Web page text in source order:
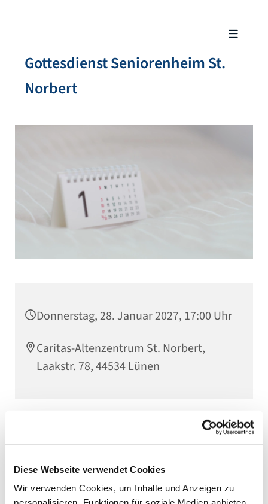
Diese Webseite verwendet Cookies
Wir verwenden Cookies, um Inhalte und Anzeigen zu
Gottesdienst Seniorenheim St.
Norbert
Donnerstag, 28. Januar 2027, 17:00 Uhr
Caritas-Altenzentrum St. Norbert,
Laakstr. 78, 44534 Lünen